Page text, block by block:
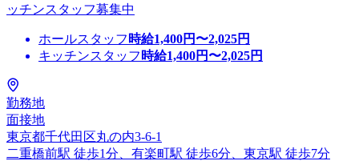
ッチンスタッフ募集中
ホールスタッフ 時給1,400円〜2,025円
キッチンスタッフ 時給1,400円〜2,025円
勤務地
面接地
東京都千代田区丸の内3-6-1
二重橋前駅 徒歩1分、有楽町駅 徒歩6分、東京駅 徒歩7分